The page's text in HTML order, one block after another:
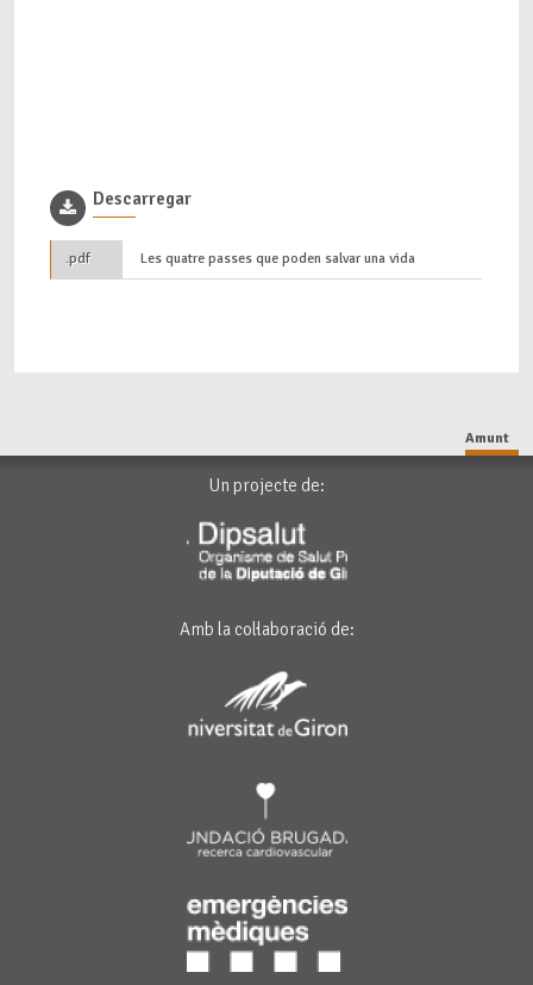
Descarregar
.pdf Les quatre passes que poden salvar una vida
Amunt
Un projecte de:
Amb la col·laboració de: